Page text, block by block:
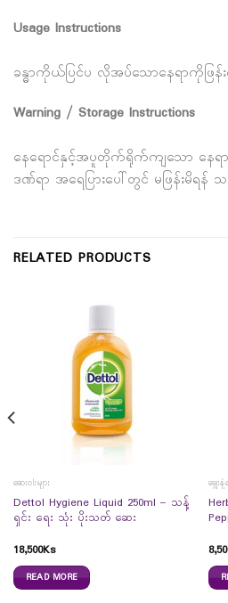
Usage Instructions
ခန္ဓာကိုယ်ပြင်ပ လိုအပ်သောနေရာကိုဖြန်း
Warning / Storage Instructions
နေရောင်နှင့်အပူတိုက်ရိုက်ကျသော နေရာ
ဒဏ်ရာ အရေပြားပေါ်တွင် မဖြန်းမိရန် သ
RELATED PRODUCTS
ဆေးဝါးများ
Dettol Hygiene Liquid 250ml – သန့်
ရှင်း ရေး သုံး ပိုးသတ် ဆေး
18,500Ks
READ MORE
ချွေး